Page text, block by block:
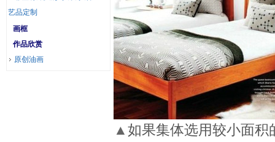
▲如果集体选用较小面积
艺品定制
画框
作品欣赏
原创油画